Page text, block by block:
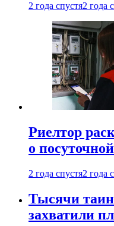
2 года спустя2 года
Риелтор
о
2 года спустя2 года
Тысячи
захватили